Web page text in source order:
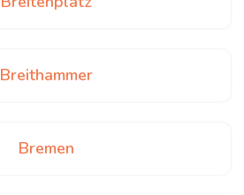
Breithammer
Bremen